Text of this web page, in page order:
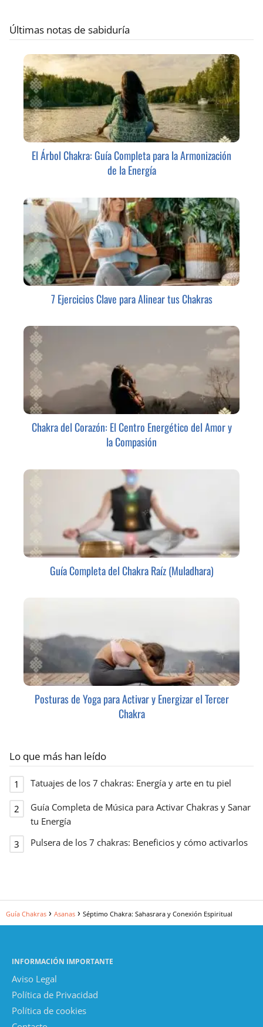
Últimas notas de sabiduría
El Árbol Chakra: Guía Completa para la Armonización
de la Energía
7 Ejercicios Clave para Alinear tus Chakras
Chakra del Corazón: El Centro Energético del Amor y
la Compasión
Guía Completa del Chakra Raíz (Muladhara)
Posturas de Yoga para Activar y Energizar el Tercer
Chakra
Lo que más han leído
Tatuajes de los 7 chakras: Energía y arte en tu piel
Guía Completa de Música para Activar Chakras y Sanar
tu Energía
Pulsera de los 7 chakras: Beneficios y cómo activarlos
Guía Chakras Asanas Séptimo Chakra: Sahasrara y Conexión Espiritual
INFORMACIÓN IMPORTANTE
Aviso Legal
Política de Privacidad
Política de cookies